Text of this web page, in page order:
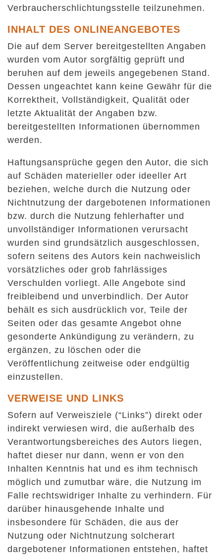
Verbraucherschlichtungsstelle teilzunehmen.
INHALT DES ONLINEANGEBOTES
Die auf dem Server bereitgestellten Angaben
wurden vom Autor sorgfältig geprüft und
beruhen auf dem jeweils angegebenen Stand.
Dessen ungeachtet kann keine Gewähr für die
Korrektheit, Vollständigkeit, Qualität oder
letzte Aktualität der Angaben bzw.
bereitgestellten Informationen übernommen
werden.
Haftungsansprüche gegen den Autor, die sich
auf Schäden materieller oder ideeller Art
beziehen, welche durch die Nutzung oder
Nichtnutzung der dargebotenen Informationen
bzw. durch die Nutzung fehlerhafter und
unvollständiger Informationen verursacht
wurden sind grundsätzlich ausgeschlossen,
sofern seitens des Autors kein nachweislich
vorsätzliches oder grob fahrlässiges
Verschulden vorliegt. Alle Angebote sind
freibleibend und unverbindlich. Der Autor
behält es sich ausdrücklich vor, Teile der
Seiten oder das gesamte Angebot ohne
gesonderte Ankündigung zu verändern, zu
ergänzen, zu löschen oder die
Veröffentlichung zeitweise oder endgültig
einzustellen.
VERWEISE UND LINKS
Sofern auf Verweisziele (“Links”) direkt oder
indirekt verwiesen wird, die außerhalb des
Verantwortungsbereiches des Autors liegen,
haftet dieser nur dann, wenn er von den
Inhalten Kenntnis hat und es ihm technisch
möglich und zumutbar wäre, die Nutzung im
Falle rechtswidriger Inhalte zu verhindern. Für
darüber hinausgehende Inhalte und
insbesondere für Schäden, die aus der
Nutzung oder Nichtnutzung solcherart
dargebotener Informationen entstehen, haftet